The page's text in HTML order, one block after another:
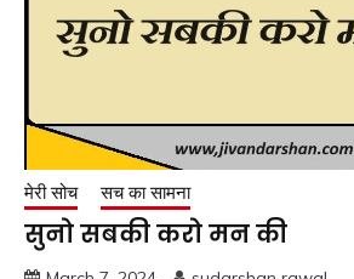
मेरी सोच सच का सामना
सुनो सबकी करो मन की